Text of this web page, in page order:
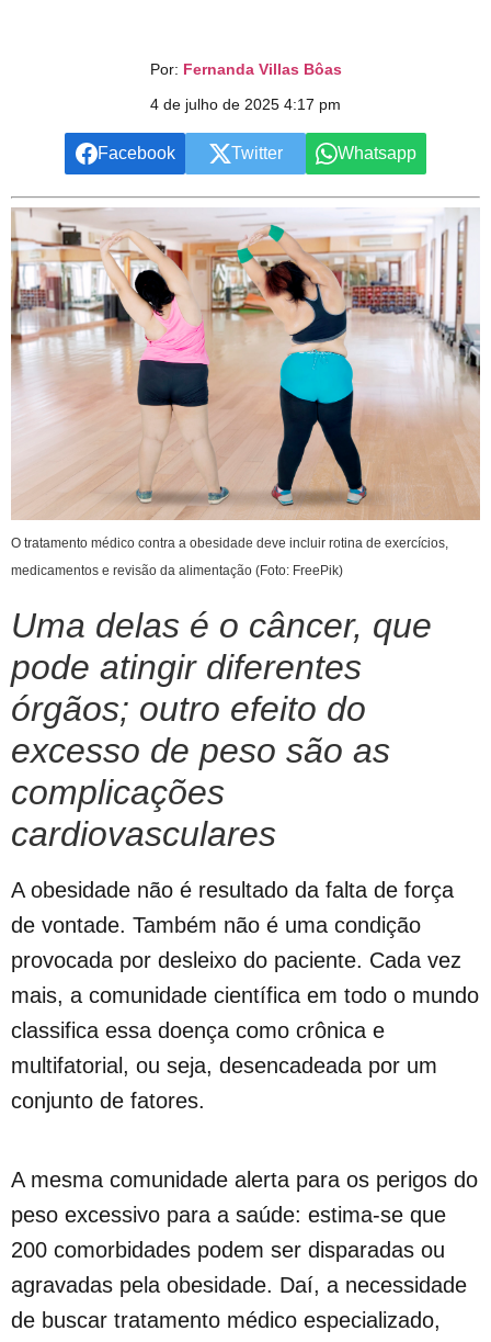
Por: Fernanda Villas Bôas
4 de julho de 2025 4:17 pm
Facebook Twitter Whatsapp
O tratamento médico contra a obesidade deve incluir rotina de exercícios,
medicamentos e revisão da alimentação (Foto: FreePik)
Uma delas é o câncer, que
pode atingir diferentes
órgãos; outro efeito do
excesso de peso são as
complicações
cardiovasculares
A obesidade não é resultado da falta de força
de vontade. Também não é uma condição
provocada por desleixo do paciente. Cada vez
mais, a comunidade científica em todo o mundo
classifica essa doença como crônica e
multifatorial, ou seja, desencadeada por um
conjunto de fatores.
A mesma comunidade alerta para os perigos do
peso excessivo para a saúde: estima-se que
200 comorbidades podem ser disparadas ou
agravadas pela obesidade. Daí, a necessidade
de buscar tratamento médico especializado,